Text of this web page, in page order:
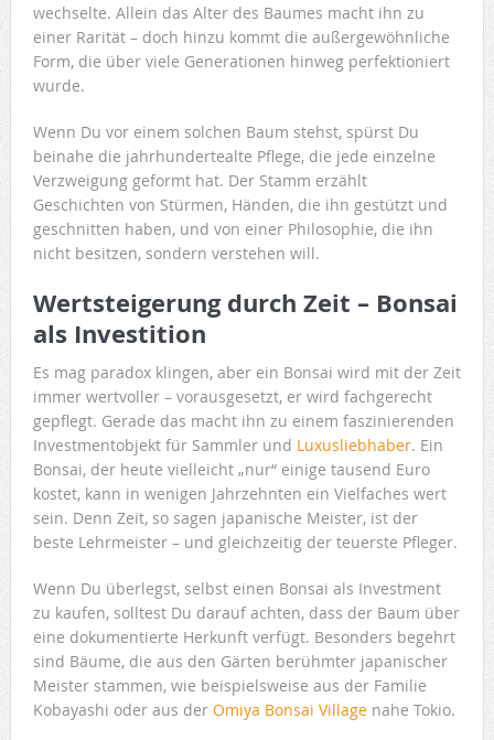
wechselte. Allein das Alter des Baumes macht ihn zu
einer Rarität – doch hinzu kommt die außergewöhnliche
Form, die über viele Generationen hinweg perfektioniert
wurde.
Wenn Du vor einem solchen Baum stehst, spürst Du
beinahe die jahrhundertealte Pflege, die jede einzelne
Verzweigung geformt hat. Der Stamm erzählt
Geschichten von Stürmen, Händen, die ihn gestützt und
geschnitten haben, und von einer Philosophie, die ihn
nicht besitzen, sondern verstehen will.
Wertsteigerung durch Zeit – Bonsai
als Investition
Es mag paradox klingen, aber ein Bonsai wird mit der Zeit
immer wertvoller – vorausgesetzt, er wird fachgerecht
gepflegt. Gerade das macht ihn zu einem faszinierenden
Investmentobjekt für Sammler und Luxusliebhaber. Ein
Bonsai, der heute vielleicht „nur“ einige tausend Euro
kostet, kann in wenigen Jahrzehnten ein Vielfaches wert
sein. Denn Zeit, so sagen japanische Meister, ist der
beste Lehrmeister – und gleichzeitig der teuerste Pfleger.
Wenn Du überlegst, selbst einen Bonsai als Investment
zu kaufen, solltest Du darauf achten, dass der Baum über
eine dokumentierte Herkunft verfügt. Besonders begehrt
sind Bäume, die aus den Gärten berühmter japanischer
Meister stammen, wie beispielsweise aus der Familie
Kobayashi oder aus der Omiya Bonsai Villagenahe Tokio.